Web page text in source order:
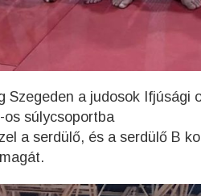
Szegeden a judosok Ifjúsági
os súlycsoportba
a serdülő, és a serdülő B